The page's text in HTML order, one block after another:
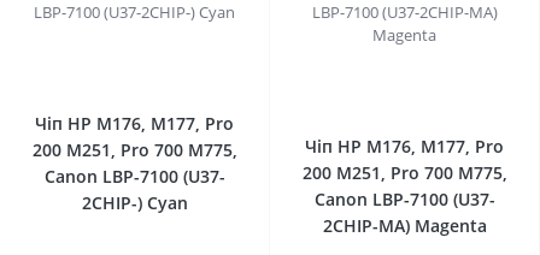
Чіп HP M176, M177, Pro
200 M251, Pro 700 M775,
Canon LBP-7100 (U37-
2CHIP-) Cyan
Чіп HP M176, M177, Pro
200 M251, Pro 700 M775,
Canon LBP-7100 (U37-
2CHIP-MA) Magenta